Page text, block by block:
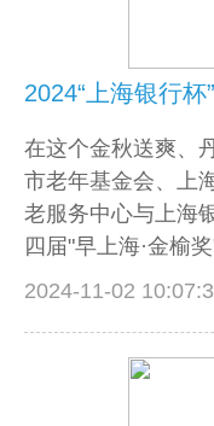
在这个金秋送爽、
市老年基金会、上
老服务中心与上海
四届"早上海·金榆
2024-11-02